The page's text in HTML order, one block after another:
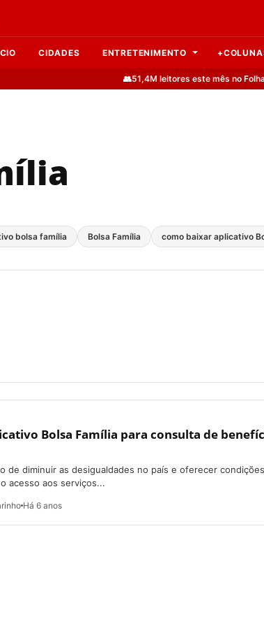
CIDADES ENTRETENIMENTO
👥51,4M leitores este mês no
bolsa família Bolsa Família como baixar aplicativo
Bolsa Família para consulta de
de diminuir as desigualdades no país e oferecer
acesso aos serviços...
Há 6 anos